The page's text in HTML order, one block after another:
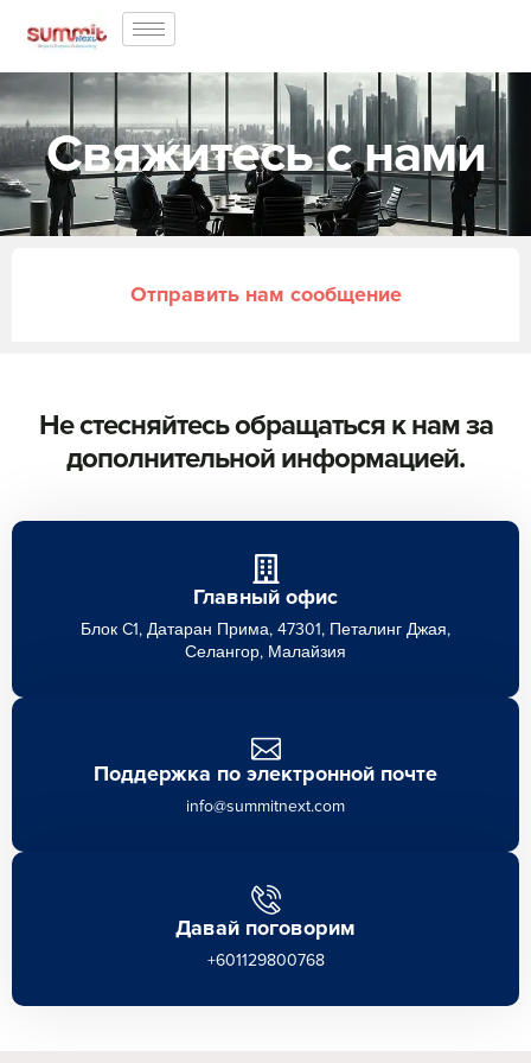
Свяжитесь с нами
Отправить нам сообщение
Не стесняйтесь обращаться к нам за
дополнительной информацией.
Главный офис
Блок C1, Датаран Прима, 47301, Петалинг Джая,
Селангор, Малайзия
Поддержка по электронной почте
info@summitnext.com
Давай поговорим
+601129800768